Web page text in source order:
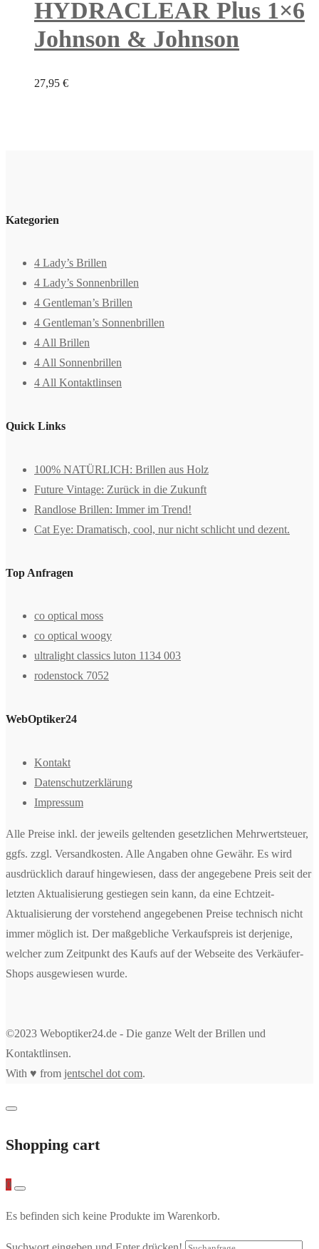
HYDRACLEAR Plus 1×6
Johnson & Johnson
27,95 €
Kategorien
4 Lady’s Brillen
4 Lady’s Sonnenbrillen
4 Gentleman’s Brillen
4 Gentleman’s Sonnenbrillen
4 All Brillen
4 All Sonnenbrillen
4 All Kontaktlinsen
Quick Links
100% NATÜRLICH: Brillen aus Holz
Future Vintage: Zurück in die Zukunft
Randlose Brillen: Immer im Trend!
Cat Eye: Dramatisch, cool, nur nicht schlicht und dezent.
Top Anfragen
co optical moss
co optical woogy
ultralight classics luton 1134 003
rodenstock 7052
WebOptiker24
Kontakt
Datenschutzerklärung
Impressum
Alle Preise inkl. der jeweils geltenden gesetzlichen Mehrwertsteuer,
ggfs. zzgl. Versandkosten. Alle Angaben ohne Gewähr. Es wird
ausdrücklich darauf hingewiesen, dass der angegebene Preis seit der
letzten Aktualisierung gestiegen sein kann, da eine Echtzeit-
Aktualisierung der vorstehend angegebenen Preise technisch nicht
immer möglich ist. Der maßgebliche Verkaufspreis ist derjenige,
welcher zum Zeitpunkt des Kaufs auf der Webseite des Verkäufer-
Shops ausgewiesen wurde.
©2023 Weboptiker24.de - Die ganze Welt der Brillen und
Kontaktlinsen.
With ♥ from jentschel dot com.
Shopping cart
0
Es befinden sich keine Produkte im Warenkorb.